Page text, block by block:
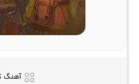
آهنگ